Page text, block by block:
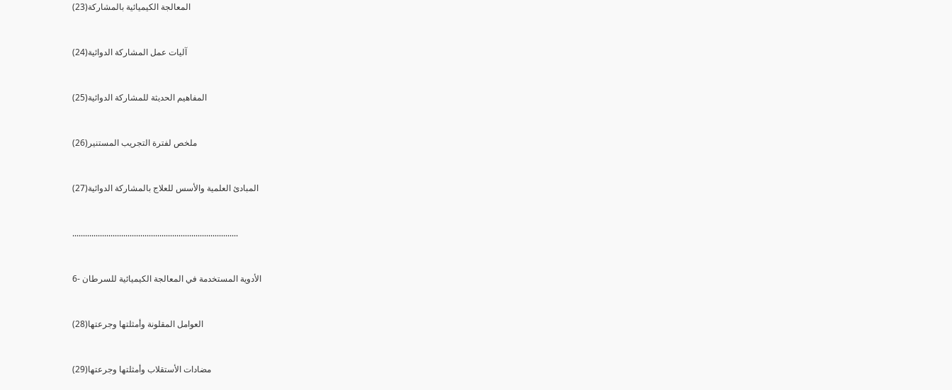
(23)المعالجة الكيميائية بالمشاركة
(24)آليات عمل المشاركة الدوائية
(25)المفاهيم الحديثة للمشاركة الدوائية
(26)ملخص لفترة التجريب المستنير
(27)المبادئ العلمية والأسس للعلاج بالمشاركة الدوائية
..............................................................................
6- الأدوية المستخدمة في المعالجة الكيميائية للسرطان
(28)العوامل المقلونة وأمثلتها وجرعتها
(29)مضادات الأستقلاب وأمثلتها وجرعتها